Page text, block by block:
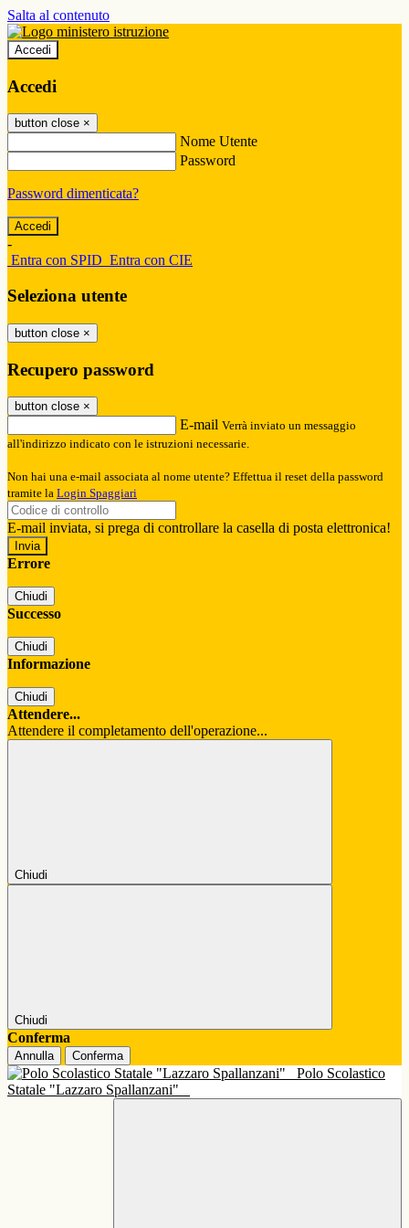
Salta al contenuto
Accedi
Accedi
button close ×
Nome Utente
Password
Password dimenticata?
-
Entra con SPID Entra con CIE
Seleziona utente
button close ×
Recupero password
button close ×
E-mail Verrà inviato un messaggio
all'indirizzo indicato con le istruzioni necessarie.
Non hai una e-mail associata al nome utente? Effettua il reset della password
tramite la Login Spaggiari
E-mail inviata, si prega di controllare la casella di posta elettronica!
Errore
Chiudi
Successo
Chiudi
Informazione
Chiudi
Attendere...
Attendere il completamento dell'operazione...
Chiudi
Chiudi
Conferma
Annulla Conferma
Polo Scolastico
Statale "Lazzaro Spallanzani"